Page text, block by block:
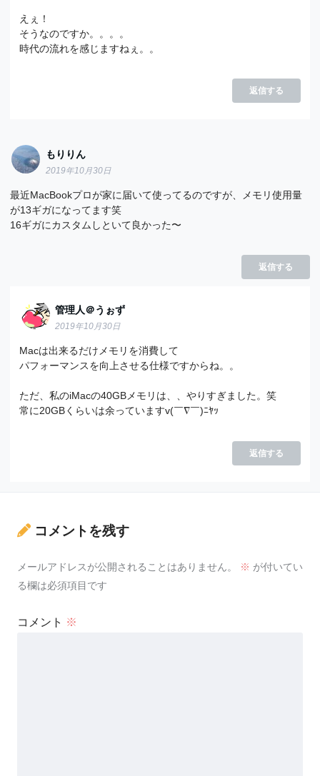
えぇ！
そうなのですか。。。。
時代の流れを感じますねぇ。。
返信する
もりりん
2019年10月30日
最近MacBookプロが家に届いて使ってるのですが、メモリ使用量
が13ギガになってます笑
16ギガにカスタムしといて良かった〜
返信する
管理人＠うぉず
2019年10月30日
Macは出来るだけメモリを消費して
パフォーマンスを向上させる仕様ですからね。。
ただ、私のiMacの40GBメモリは、、やりすぎました。笑
常に20GBくらいは余っていますv(￣∇￣)ﾆﾔｯ
返信する
コメントを残す
メールアドレスが公開されることはありません。 ※ が付いてい
る欄は必須項目です
コメント ※